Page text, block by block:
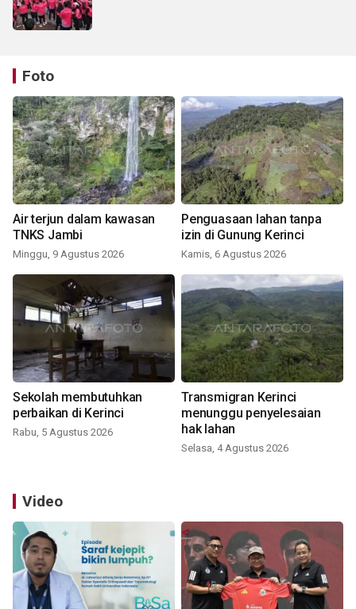
Foto
Air terjun dalam kawasan
TNKS Jambi
Minggu, 9 Agustus 2026
Penguasaan lahan tanpa
izin di Gunung Kerinci
Kamis, 6 Agustus 2026
Sekolah membutuhkan
perbaikan di Kerinci
Rabu, 5 Agustus 2026
Transmigran Kerinci
menunggu penyelesaian
hak lahan
Selasa, 4 Agustus 2026
Video